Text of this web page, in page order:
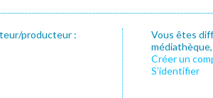
producteur :
Vous êtes
Créer un
S’identifier